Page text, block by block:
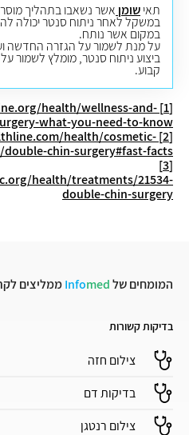
תאישומן אשר נשאבו בתהליך
במשקל לאחר ניתוח סנטר יכולה
במקום אשר נותח.
על מנת לשמור על הגזרה
ביצוע ניתוח סנטר, מומלץ לשמור
קבוע.
[1]
health/wellness-and-
what-you-need-to-know
[2]
health/cosmetic-
double-chin-surgery#fast-facts
[3]
health/treatments/21534-
double-chin-surgery
המומחים של Infomed ממליצים
בדיקות קשורות
צילום חזה
בדיקות דם
צילום רנטגן